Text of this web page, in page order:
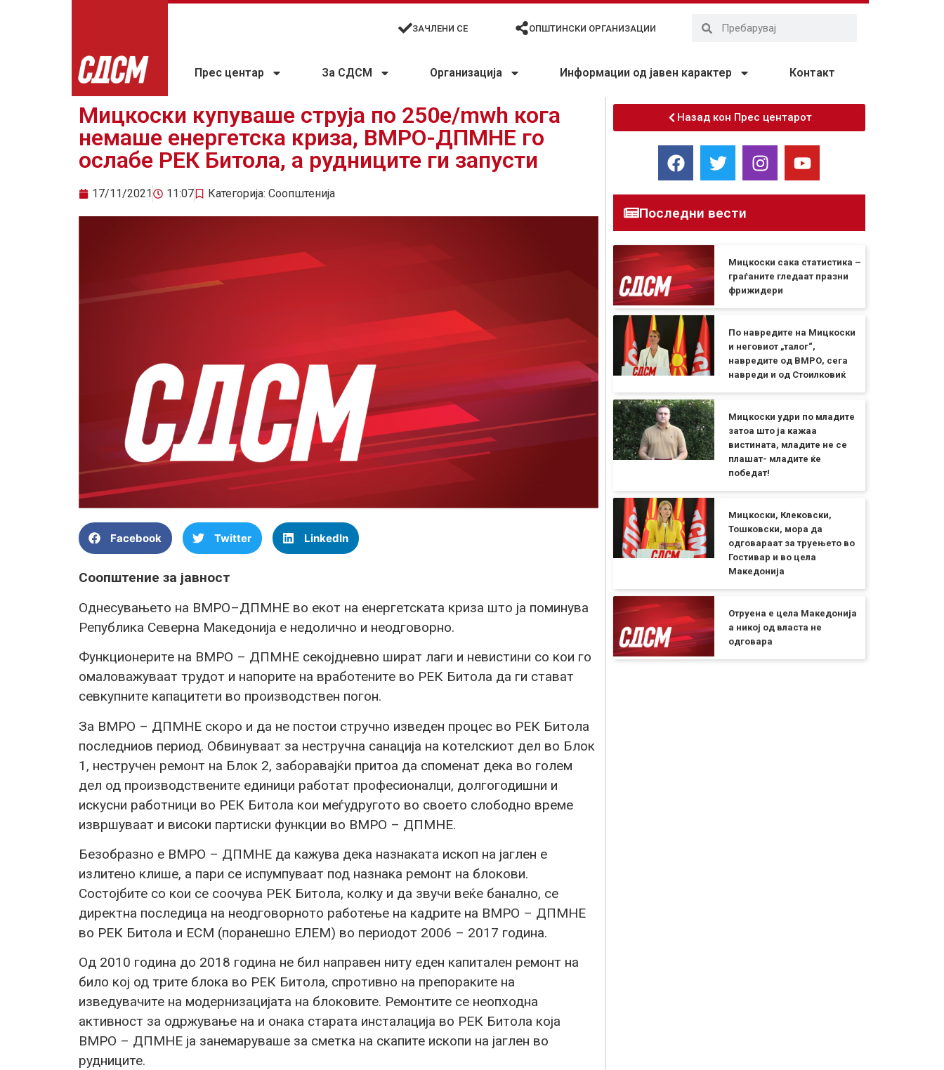
ЗАЧЛЕНИ СЕ ОПШТИНСКИ ОРГАНИЗАЦИИ
Прес центар За СДСМ Организација Информации од јавен карактер Контакт
Мицкоски купуваше струја по 250e/mwh кога
немаше енергетска криза, ВМРО-ДПМНЕ го
ослабе РЕК Битола, а рудниците ги запусти
17/11/2021 11:07 Категорија: Соопштенија
Facebook Twitter LinkedIn
Соопштение за јавност
Однесувањето на ВМРО–ДПМНЕ во екот на енергетската криза што ја поминува
Република Северна Македонија е недолично и неодговорно.
Функционерите на ВМРО – ДПМНЕ секојдневно шират лаги и невистини со кои го
омаловажуваат трудот и напорите на вработените во РЕК Битола да ги стават
севкупните капацитети во производствен погон.
За ВМРО – ДПМНЕ скоро и да не постои стручно изведен процес во РЕК Битола
последниов период. Обвинуваат за нестручна санација на котелскиот дел во Блок
1, нестручен ремонт на Блок 2, заборавајќи притоа да споменат дека во голем
дел од производствените единици работат професионалци, долгогодишни и
искусни работници во РЕК Битола кои меѓудругото во своето слободно време
извршуваат и високи партиски функции во ВМРО – ДПМНЕ.
Безобразно е ВМРО – ДПМНЕ да кажува дека назнаката ископ на јаглен е
излитено клише, а пари се испумпуваат под назнака ремонт на блокови.
Состојбите со кои се соочува РЕК Битола, колку и да звучи веќе банално, се
директна последица на неодговорното работење на кадрите на ВМРО – ДПМНЕ
во РЕК Битола и ЕСМ (поранешно ЕЛЕМ) во периодот 2006 – 2017 година.
Од 2010 година до 2018 година не бил направен ниту еден капитален ремонт на
било кој од трите блока во РЕК Битола, спротивно на препораките на
изведувачите на модернизацијата на блоковите. Ремонтите се неопходна
активност за одржување на и онака старата инсталација во РЕК Битола која
ВМРО – ДПМНЕ ја занемаруваше за сметка на скапите ископи на јаглен во
рудниците.
Назад кон Прес центарот
Последни вести
Мицкоски сака статистика –
граѓаните гледаат празни
фрижидери
По навредите на Мицкоски
и неговиот „талог“,
навредите од ВМРО, сега
навреди и од Стоилковиќ
Мицкоски удри по младите
затоа што ја кажаа
вистината, младите не се
плашат- младите ќе
победат!
Мицкоски, Клековски,
Тошковски, мора да
одговараат за труењето во
Гостивар и во цела
Македонија
Отруена е цела Македонија
а никој од власта не
одговара